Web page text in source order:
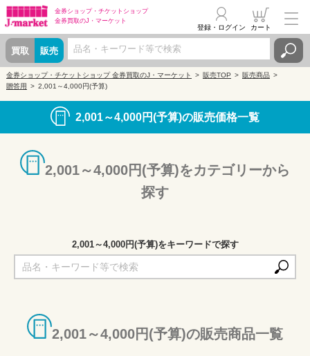
金券ショップ・ チケットショップ
金券買取のJ・マーケット
買取 販売
登録・ログイン カート
金券ショップ・チケットショップ 金券買取のJ・マーケット 販売TOP
販売商品
贈答用
2,001～4,000円(予算)
2,001～4,000円(予算)の販売価格一覧
2,001～4,000円(予算)をカテゴリーから
探す
2,001～4,000円(予算)をキーワードで探す
2,001～4,000円(予算)の販売商品一覧